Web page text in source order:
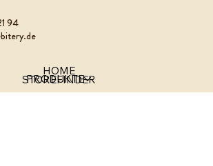
94
HOME
PRODUKTE
STOREFINDER